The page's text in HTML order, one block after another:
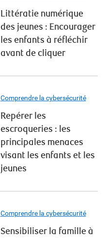
Littératie numérique
des jeunes : Encourager
les enfants à réfléchir
avant de cliquer
Comprendre la cybersécurité
Repérer les
escroqueries : les
principales menaces
visant les enfants et les
jeunes
Comprendre la cybersécurité
Sensibiliser la famille à